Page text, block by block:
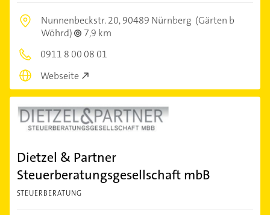
Nunnenbeckstr. 20,90489 Nürnberg (Gärten b
Wöhrd)
7,9 km
0911 8 00 08 01
Webseite
Dietzel & Partner
Steuerberatungsgesellschaft mbB
STEUERBERATUNG